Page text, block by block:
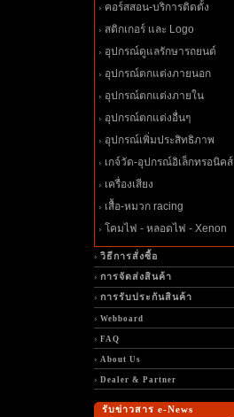
คอร์สสอน-บริการติดตั้ง
สติกเกอร์ และ Logo
อุปกรณ์ดูแลรักษารถยนต์
อุปกรณ์ตกแต่งภายนอก
อุปกรณ์ตกแต่งภายใน
อุปกรณ์ตกแต่งอื่นๆ
อุปกรณ์เพิ่มประสิทธิภาพ
เกจ์วัด-อุปกรณ์อิเล็กทรอนิคส์
เครื่องเสียง
เสื้อ-หมวก racing
คมไฟ - หลอดไฟ - Xenon
วิธีการสั่งซื้อ
การจัดส่งสินค้า
การรับประกันสินค้า
Webboard
FAQ
About Us
Dealer & Partner
รับข่าวสาร e-News